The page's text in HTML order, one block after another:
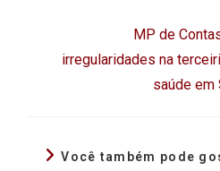
MP de
irregularidades na
saúde em
Você também pode